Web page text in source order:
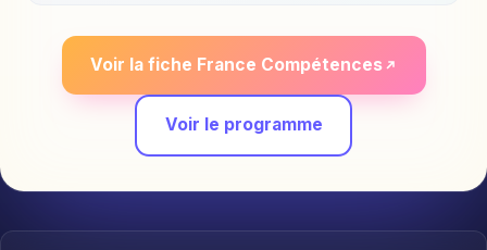
Voir la fiche France Compétences
Voir le programme